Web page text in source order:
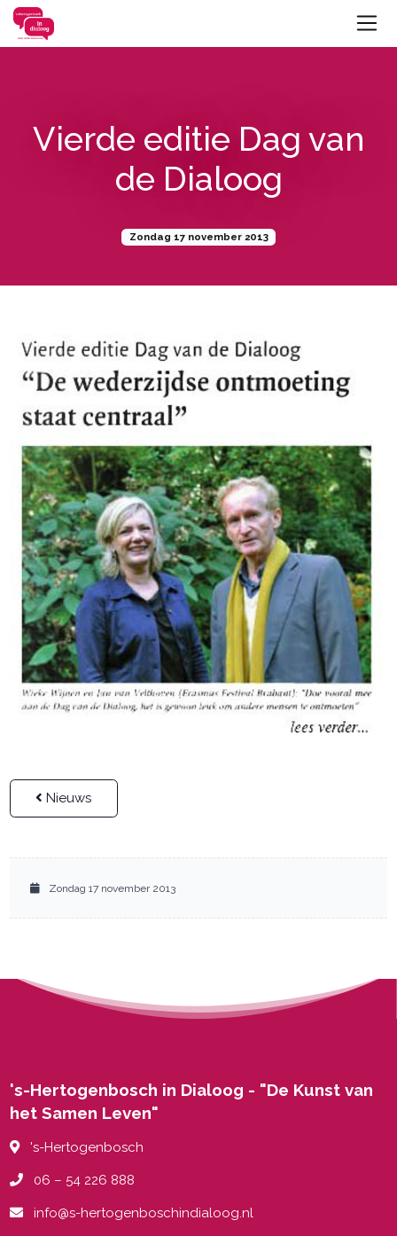
Vierde editie Dag van
de Dialoog
Zondag 17 november 2013
Nieuws
Zondag 17 november 2013
's-Hertogenbosch in Dialoog - "De Kunst van
het Samen Leven"
's-Hertogenbosch
06 – 54 226 888
info@s-hertogenboschindialoog.nl